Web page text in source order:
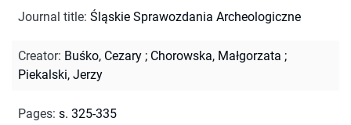
Journal title: Śląskie Sprawozdania Archeologiczne
Creator: Buśko, Cezary ; Chorowska, Małgorzata ;
Piekalski, Jerzy
Pages: s. 325-335